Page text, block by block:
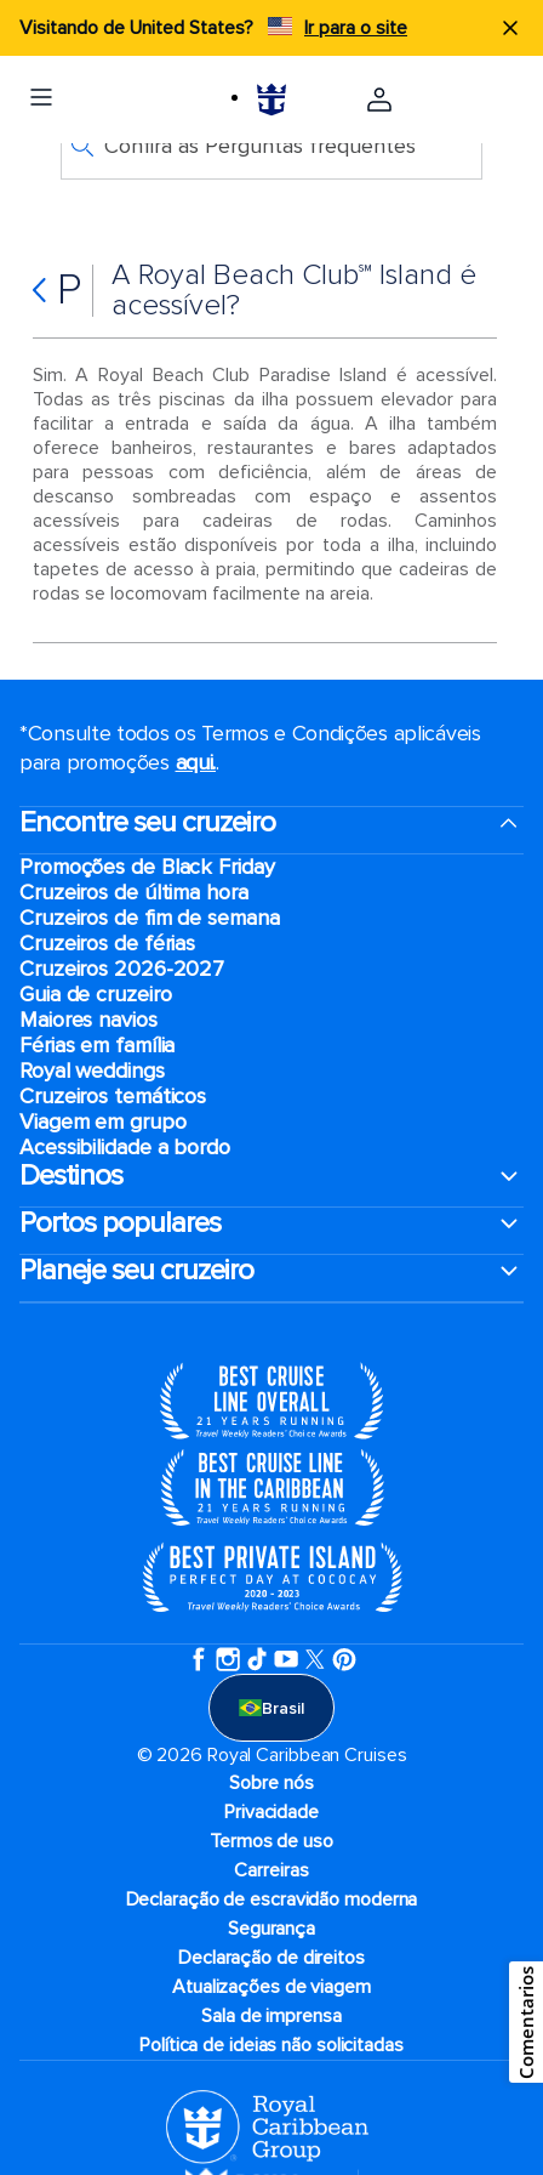
Visitando de United States? Ir para o site
Confira as Perguntas frequentes
P
A Royal Beach Club℠ Island é
acessível?
Sim. A Royal Beach Club Paradise Island é acessível.
Todas as três piscinas da ilha possuem elevador para
facilitar a entrada e saída da água. A ilha também
oferece banheiros, restaurantes e bares adaptados
para pessoas com deficiência, além de áreas de
descanso sombreadas com espaço e assentos
acessíveis para cadeiras de rodas. Caminhos
acessíveis estão disponíveis por toda a ilha, incluindo
tapetes de acesso à praia, permitindo que cadeiras de
rodas se locomovam facilmente na areia.
*Consulte todos os Termos e Condições aplicáveis ​​
para promoções aqui..
Encontre seu cruzeiro
Promoções de Black Friday
Cruzeiros de última hora
Cruzeiros de fim de semana
Cruzeiros de férias
Cruzeiros 2026-2027
Guia de cruzeiro
Maiores navios
Férias em família
Royal weddings
Cruzeiros temáticos
Viagem em grupo
Acessibilidade a bordo
Destinos
Portos populares
Planeje seu cruzeiro
Brasil
© 2026 Royal Caribbean Cruises
Sobre nós
Privacidade
Termos de uso
Carreiras
Declaração de escravidão moderna
Segurança
Declaração de direitos
Atualizações de viagem
Sala de imprensa
Política de ideias não solicitadas
Comentarios